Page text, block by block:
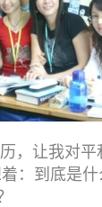
让我对平
：到底是什